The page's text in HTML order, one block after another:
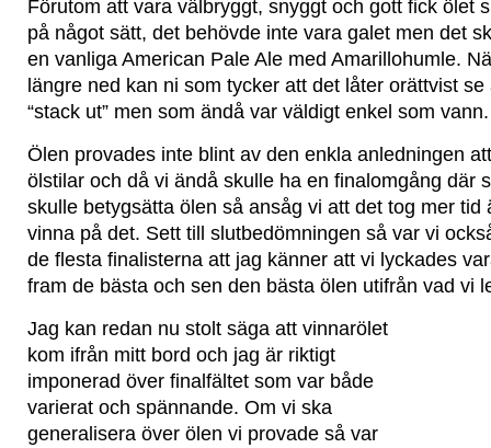
Förutom att vara välbryggt, snyggt och gott fick ölet
på något sätt, det behövde inte vara galet men det
en vanliga American Pale Ale med Amarillohumle.
längre ned kan ni som tycker att det låter orättvist
“stack ut” men som ändå var väldigt enkel som vann.
Ölen provades inte blint av den enkla anledningen
ölstilar och då vi ändå skulle ha en finalomgång där
skulle betygsätta ölen så ansåg vi att det tog mer tid
vinna på det. Sett till slutbedömningen så var vi
de flesta finalisterna att jag känner att vi lyckades
fram de bästa och sen den bästa ölen utifrån vad vi
Jag kan redan nu stolt säga att vinnarölet
kom ifrån mitt bord och jag är riktigt
imponerad över finalfältet som var både
varierat och spännande. Om vi ska
generalisera över ölen vi provade så var